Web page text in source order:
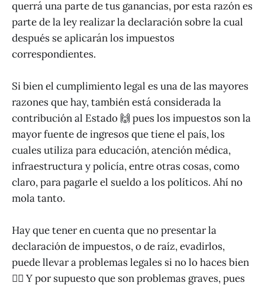
querrá una parte de tus ganancias, por esta razón es
parte de la ley realizar la declaración sobre la cual
después se aplicarán los impuestos
correspondientes.
Si bien el cumplimiento legal es una de las mayores
razones que hay, también está considerada la
contribución al Estado 🙌 pues los impuestos son la
mayor fuente de ingresos que tiene el país, los
cuales utiliza para educación, atención médica,
infraestructura y policía, entre otras cosas, como
claro, para pagarle el sueldo a los políticos. Ahí no
mola tanto.
Hay que tener en cuenta que no presentar la
declaración de impuestos, o de raíz, evadirlos,
puede llevar a problemas legales si no lo haces bien
👮‍♂️ Y por supuesto que son problemas graves, pues